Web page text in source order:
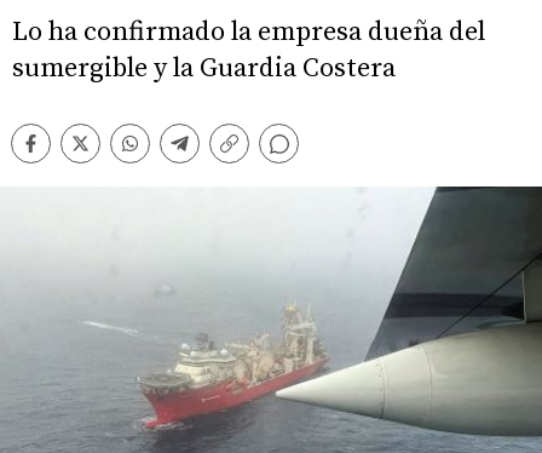
Lo ha confirmado la empresa dueña del
sumergible y la Guardia Costera
Facebook
TwitterWhatsappTelegram
Copiar
Comentarios